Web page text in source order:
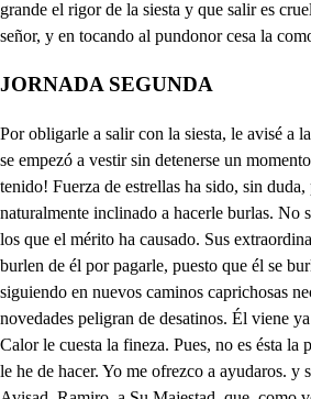
JORNADA SEGUNDA
Por obligarle a salir con la siesta, le avisé a las dos, y lo logré, porque se empezó a vestir sin detenerse un momento. Qué buen gusto habéis tenido! Fuerza de estrellas ha sido, sin duda, porque me siento naturalmente inclinado a hacerle burlas. No son efectos de inclinación los que el mérito ha causado. Sus extraordinarios modos piden que se burlen de él por pagarle, puesto que él se burla también de todos, siguiendo en nuevos caminos caprichosas necedades, que todas las novedades peligran de desatinos. Él viene ya muy privado de fino. Calor le cuesta la fineza. Pues, no es ésta la postrer burla o enfado que le he de hacer. Yo me ofrezco a ayudaros. y sombrero muy bajo. Avisad, Ramiro, a Su Majestad, que, como veis, le obedezco. Reposa el rey. Yo pensaba, según cuando vos me fuistes a llamar prisa me distes, que despierto me aguardaba. ¿No es más razón que aguardéis vos al rey que el rey a vos? La distancia de los dos justifica lo que hacéis y decís. Yo aguardaré. Tardará Su Majestad, y será incomodidad aguardarle tanto en pie. Sentaos. ¿Donde? En el suelo, que no hay otro asiento aquí. Ramiro, ¿en qué os ofendí, que así me tratáis? Recelo . que pretende ocasionarme a exceder de mi costumbre; pero yo la pesadumbre le he de dar que él quiere darme, con malograrle el intento. Quien se quiere acomodar, según vos, no ha de mirar la dignidad del asiento. Decís muy bien. Qué entendido sois, Ramiro! Yo os confieso que en lo demás, como en eso, con vos me doy por vencido. Pues, si os convenzo, ¿por qué no os asentáis? No sería asentarme cortesía estando los dos en pie. Nunca para acomodaros habéis reparado en eso. Bien decís, yo lo confieso. mas aquí por respetaros mi antigua costumbre pierdo. Huélgome que la mudéis, pues con eso me debéis el comenzar a ser cuerdo. Bien decís. ¿Quién pudo darme tan alto bien sino vos? No habéis de lograr, por Dios, . el intento de enojarme. No hay cómo poder sacarle de su paso. ¿Y ya me espera don Domingo? Considera, señor, que con obligarle a que se mude a Palacio con su casa, por tener, como dices, para ver a Leonor lugar y espacio, fabricas a tu intención más estorbos que ocasiones, pues a peligro te pones de que tu ardiente afición entienda Su Majestad de la reina, mi señora. Y es mejor que tú a deshora, en la quieta soledad de la noche, disfrazado y oculto en su manto oscuro, salgas a seguir, seguro de sus celos, tu cuidado. Es buen consejo. Demás que hasta ver si en la privanza satisface a tu esperanza don Domingo de Don Blas, no será bien empeñarte ni que en Palacio le des aposento. Que después, si no acertase a agradarte que puede ser, pues que sabes que muchos, al parecer sabios, suelen no tener talento en negocios graves, será forzoso, señor, privarle de tu privanza; y que, con esta mudanza, el pueblo murmurador o atribuya a liviandad haberle elegido así, o de apartarle de ti arguya facilidad. De leal son, y de amigo, los consejos que prudente me das. Y, así, juntamente los agradezco y los sigo. Así doy a mi esperanza . alientos, que, con color de justo celo, al amor de Leonor y a la privanza de don Domingo prevengo estorbos, que me quitaran, si tanto al rey se acercaran, las esperanzas que tengo. El rey sale. Y Don Rodrigo con él. Ya su valimiento apura mi sufrimiento, que de los ojos mendigo favorables resplandores del rey, después que llegó a Zamora y mereció Don Rodrigo sus favores. Mas, si puedo, vive el cielo, que su altiva presunción ha de imitar a Faetón, y que ha de bajar al suelo, en ceniza convertida la máquina que levanta. Vámonos de aquí, que es tanta, de mi ambición ofendida, la furia, que mis enojos disimular no podré, y aunque calle los diré con los rayos de mis ojos. Prudente andáis en no ver lo que os ha de hacer pesar. O he de quitarle el lugar, o el que tengo he de perder. Gozar la ocasión conviene, y dar a doña Leonor las nuevas de vuestro amor, mientras con vos se detiene don Domingo. Ya te espero con las albricias, Rodrigo. De mi bien seré enemigo . siendo de mi mal tercero. Permítales, gran señor, los pies, Vuestra Majestad, a mis labios. Levantad. Y atreva vuestro valor a mis brazos la esperanza que goza el que os ha servido, si quien os tiene ofendido tan alto favor alcanza. Nadie jamás me obligó, don Domingo, según ley, más que yo. Porque, si al rey servistes, el rey soy yo. La ley de leal complistes cuando mi intento estorbastes, y para aquí me obligastes, si para allí me ofendistes. Y tal preminencia dio el cielo a quien obra bien, que lo estima el mismo a quien, obrando bien, ofendió. Por eso el lugar os doy primero en el pecho mío, y de nadie más confío que de vos, cuando rey soy, pues, príncipe, conocí que por nadie será infiel contra su rey quien por él entonces fue contra mí. Esa justa confianza me ha traído a vuestros ojos, sin que de aquellos enojos recelase la venganza. No ha sido la obligación menor en que me ponéis que tanto de mí fieis en favor de la razón. Y porque el premio que quiero dar a deudas tan forzosas es justo, ante todas cosas me habéis de informar primero cómo tenéis a Costanza. Tiene salud y alegría de ver el dichoso día que cumplió vuestra esperanza, y la nuestra, pues os veis de la ninfa vencedora coronado ya en Zamora, a quien tanto amor debéis. ¿Y Leonor? Está, señor, buena; aunque falta de gusto, porque siente, como es justo, la soledad de su amor con la muerte de don Juan. Pues, ¿cómo, si llora triste su perdido esposo, viste traje lucido y galán, según publica la fama? Porque yo, cuando hospedaje le di en mi casa, que en traje de alegre y curiosa dama, sin tocas largas y luto, le saqué por condición que anduviese, con razón que no he de pagar tributo yo también al sentimiento de su difunto marido, por la vista... Y el oído, que tampoco le consiento llanto ni suspiro, en tanto que dentro de mi casa esté Leonor, porque no dé pena el suspiro y el llanto. Y como también murió su viejo padre, y estima tanto a Costanza, su prima, la condición acetó, por aliviar su tristeza, viviendo en su compañía, dado que a solas podía gozar la inmensa riqueza que le dejó don Ramiro. ¿Y cuando sale Leonor de casa? Entonces, señor, tocas, monjil y suspiro le permito; porque son las leyes del mundo tales que muestras superficiales califican la opinión. mas en su retiramiento, adonde sólo la ven sus familiares, no es